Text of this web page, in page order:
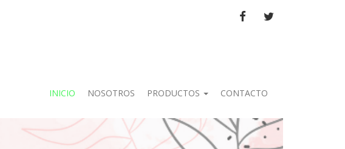
FACEBOOKTWITTER
INICIO NOSOTROS PRODUCTOS CONTACTO